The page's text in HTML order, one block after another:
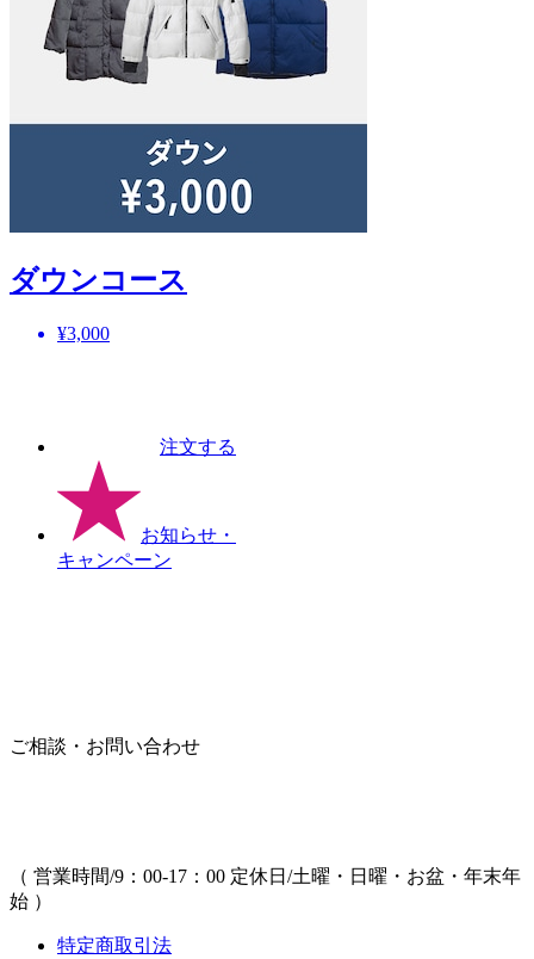
ダウンコース
¥3,000
注文する
お知らせ ・
キャンペーン
ご相談・お問い合わせ
（ 営業時間/9：00-17：00 定休日/土曜・日曜・お盆・年末年
始 ）
特定商取引法